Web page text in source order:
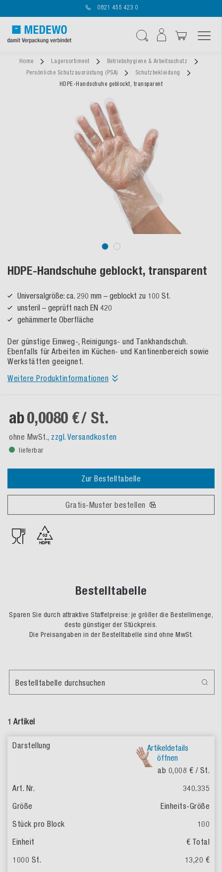
0821 455 423 0
Home Lagersortiment
Betriebshygiene & Arbeitsschutz
Persönliche Schutzausrüstung (PSA)
Schutzbekleidung
HDPE-Handschuhe geblockt, transparent
HDPE-Handschuhe geblockt, transparent
Universalgröße: ca. 290 mm – geblockt zu 100 St.
unsteril – geprüft nach EN 420
gehämmerte Oberfläche
Der günstige Einweg-, Reinigungs- und Tankhandschuh.
Ebenfalls für Arbeiten im Küchen- und Kantinenbereich sowie
Werkstätten geeignet.
Weitere Produktinformationen
ab0,0080 €/ St.
ohne MwSt., zzgl. Versandkosten
lieferbar
Zur Bestelltabelle
Gratis-Muster bestellen
Bestelltabelle
Sparen Sie durch attraktive Staffelpreise: je größer die Bestellmenge,
desto günstiger der Stückpreis.
Die Preisangaben in der Bestelltabelle sind ohne MwSt.
1 Artikel
Bestelltabelle durchsuchen
Artikeldetails
öffnen
ab 0,008 € / St.
340.335
Einheits-Größe
100
€ Total
13,20 €